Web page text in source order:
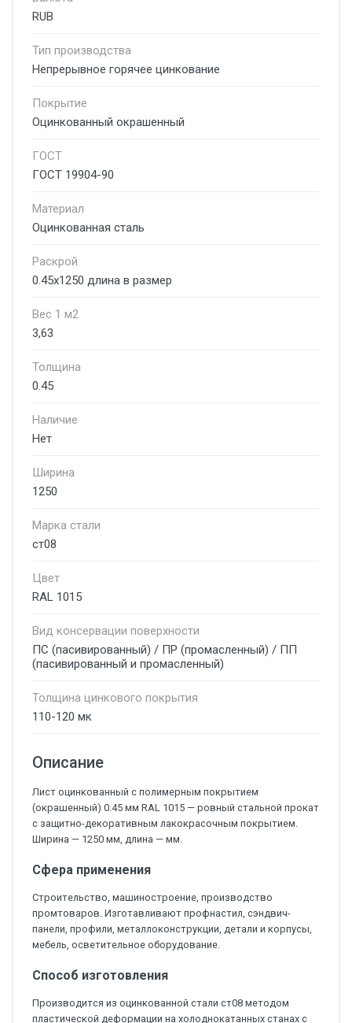
RUB
Тип производства
Непрерывное горячее цинкование
Покрытие
Оцинкованный окрашенный
ГОСТ
ГОСТ 19904-90
Материал
Оцинкованная сталь
Раскрой
0.45х1250 длина в размер
Вес 1 м2
3,63
Толщина
0.45
Наличие
Нет
Ширина
1250
Марка стали
ст08
Цвет
RAL 1015
Вид консервации поверхности
ПС (пасивированный) / ПР (промасленный) / ПП
(пасивированный и промасленный)
Толщина цинкового покрытия
110-120 мк
Описание
Лист оцинкованный с полимерным покрытием
(окрашенный) 0.45 мм RAL 1015 — ровный стальной прокат
с защитно-декоративным лакокрасочным покрытием.
Ширина — 1250 мм, длина — мм.
Сфера применения
Строительство, машиностроение, производство
промтоваров. Изготавливают профнастил, сэндвич-
панели, профили, металлоконструкции, детали и корпусы,
мебель, осветительное оборудование.
Способ изготовления
Производится из оцинкованной стали ст08 методом
пластической деформации на холоднокатанных станах с